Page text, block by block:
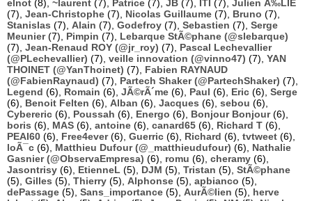
elnot (8), ~laurent (7), Patrice (7), JB (7), ITI (7), Julien Ã‰LIE
(7), Jean-Christophe (7), Nicolas Guillaume (7), Bruno (7),
Stanislas (7), Alain (7), Godefroy (7), Sebastien (7), Serge
Meunier(7), Pimpin (7), Lebarque StÃ©phane (@slebarque)
(7), Jean-Renaud ROY (@jr_roy) (7), Pascal Lechevallier
(@PLechevallier) (7), veille innovation (@vinno47) (7), YAN
THOINET (@YanThoinet) (7), Fabien RAYNAUD
(@FabienRaynaud) (7), Partech Shaker (@PartechShaker) (7),
Legend (6), Romain (6), JÃ©rÃ´me (6), Paul (6), Eric (6), Serge
(6), Benoit Felten (6), Alban (6), Jacques (6), sebou (6),
Cybereric (6), Poussah (6), Energo (6), Bonjour Bonjour(6),
boris (6), MAS (6), antoine (6), canard65 (6), Richard T (6),
PEAI60 (6), Free4ever(6), Guerric (6), Richard (6), tvtweet (6),
loÃ¯c (6), Matthieu Dufour (@_matthieudufour) (6), Nathalie
Gasnier (@ObservaEmpresa) (6), romu (6), cheramy (6),
Jasontrisy (6), EtienneL (5), DJM (5), Tristan (5), StÃ©phane
(5), Gilles (5), Thierry (5), Alphonse (5), apbianco (5),
dePassage (5), Sans_importance (5), AurÃ©lien (5), herve